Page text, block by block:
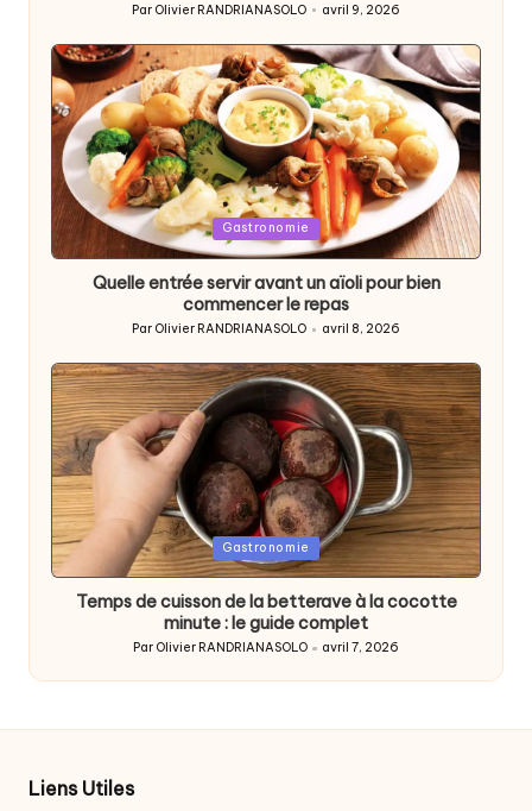
Posted
Par Olivier RANDRIANASOLO avril 9, 2026
Posted
Gastronomie
Quelle entrée servir avant un aïoli pour bien
commencer le repas
Posted
by
Par Olivier RANDRIANASOLO avril 8, 2026
Posted
Gastronomie
Temps de cuisson de la betterave à la cocotte
minute : le guide complet
by
Par Olivier RANDRIANASOLO avril 7, 2026
Liens Utiles